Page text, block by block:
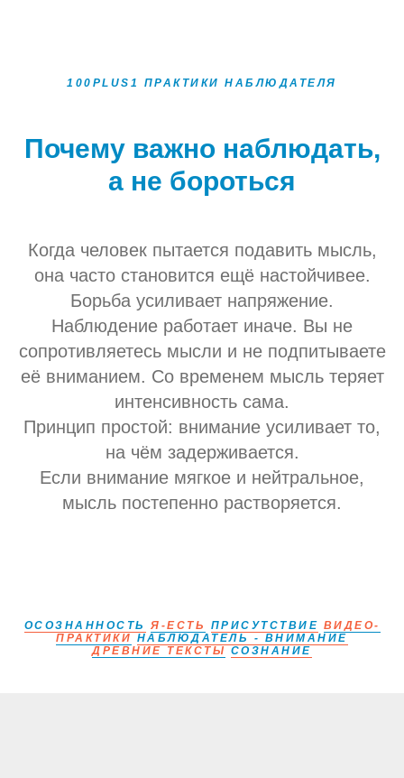
100PLUS1 ПРАКТИКИ НАБЛЮДАТЕЛЯ
Почему важно наблюдать,
а не бороться
Когда человек пытается подавить мысль,
она часто становится ещё настойчивее.
Борьба усиливает напряжение.
Наблюдение работает иначе. Вы не
сопротивляетесь мысли и не подпитываете
её вниманием. Со временем мысль теряет
интенсивность сама.
Принцип простой: внимание усиливает то,
на чём задерживается.
Если внимание мягкое и нейтральное,
мысль постепенно растворяется.
ОСОЗНАННОСТЬ Я-ЕСТЬ ПРИСУТСТВИЕ ВИДЕО-
ПРАКТИКИ НАБЛЮДАТЕЛЬ - ВНИМАНИЕ
ДРЕВНИЕ ТЕКСТЫ СОЗНАНИЕ